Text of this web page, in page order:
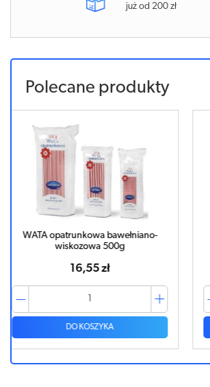
już od 200 zł
Polecane produkty
WATA opatrunkowa bawełniano-
wiskozowa 200g